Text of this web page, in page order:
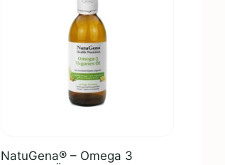
NatuGena® – Omega 3